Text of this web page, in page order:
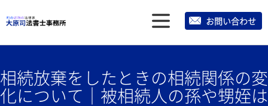
ー
お問い合わせ
相続放棄をしたときの相続関係の変
化について｜被相続人の孫や甥姪は